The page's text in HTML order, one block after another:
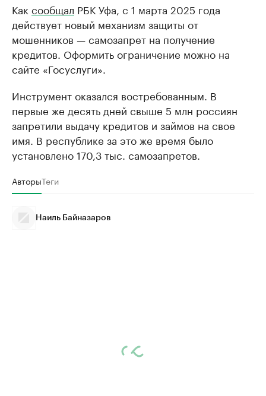
Как сообщал РБК Уфа, с 1 марта 2025 года
действует новый механизм защиты от
мошенников — самозапрет на получение
кредитов. Оформить ограничение можно на
сайте «Госуслуги».
Инструмент оказался востребованным. В
первые же десять дней свыше 5 млн россиян
запретили выдачу кредитов и займов на свое
имя. В республике за это же время было
установлено 170,3 тыс. самозапретов.
АвторыТеги
Наиль Байназаров